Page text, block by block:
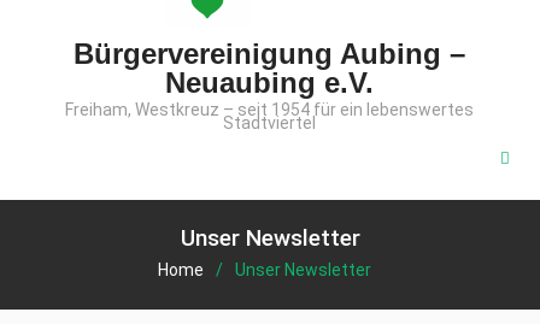
Bürgervereinigung Aubing –
Neuaubing e.V.
Freiham, Westkreuz – seit 1954 für ein lebenswertes
Stadtviertel
Unser Newsletter
Home Unser Newsletter